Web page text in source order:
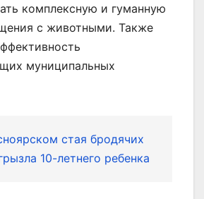
комплексную и гуманную
с животными. Также
муниципальных
стая бродячих
10-летнего ребенка